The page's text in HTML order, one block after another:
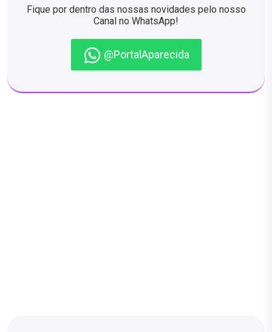
Fique por dentro das nossas novidades pelo nosso
Canal no WhatsApp!
@PortalAparecida